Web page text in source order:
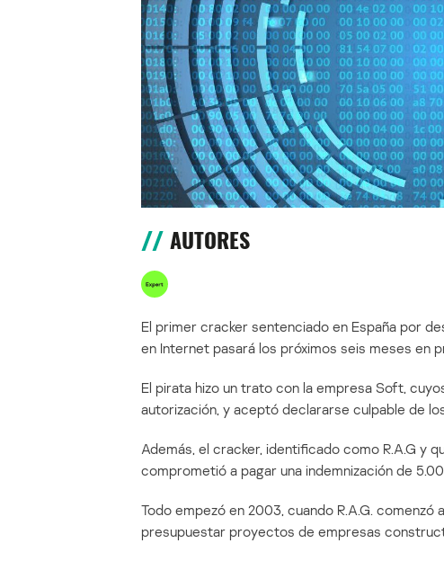
AUTORES
El primer cracker sentenciado en España por
en Internet pasará los próximos seis meses en
El pirata hizo un trato con la empresa Soft,
autorización, y aceptó declararse culpable de
Además, el cracker, identificado como R.A.G y
comprometió a pagar una indemnización de
Todo empezó en 2003, cuando R.A.G.
presupuestar proyectos de empresas